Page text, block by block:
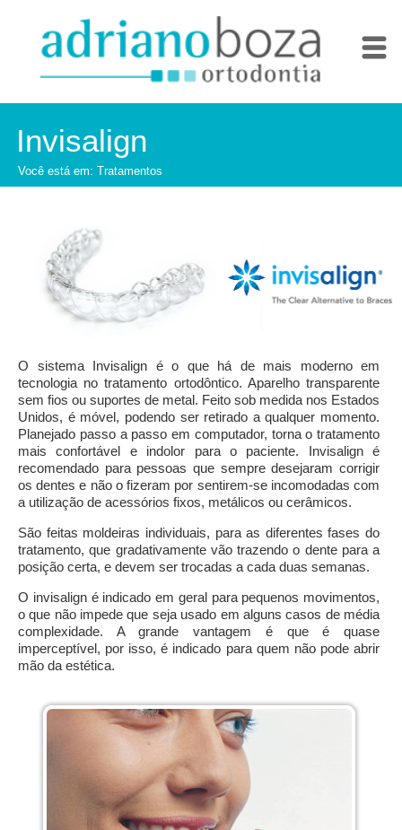
DR. ADRIANO
CASOS CLÍNICOS
DÚVIDAS FREQUENTES
Invisalign
Você está em: Tratamentos
O sistema Invisalign é o que há de mais moderno em
tecnologia no tratamento ortodôntico. Aparelho transparente
sem fios ou suportes de metal. Feito sob medida nos Estados
Unidos, é móvel, podendo ser retirado a qualquer momento.
Planejado passo a passo em computador, torna o tratamento
mais confortável e indolor para o paciente. Invisalign é
recomendado para pessoas que sempre desejaram corrigir
os dentes e não o fizeram por sentirem-se incomodadas com
a utilização de acessórios fixos, metálicos ou cerâmicos.
São feitas moldeiras individuais, para as diferentes fases do
tratamento, que gradativamente vão trazendo o dente para a
posição certa, e devem ser trocadas a cada duas semanas.
O invisalign é indicado em geral para pequenos movimentos,
o que não impede que seja usado em alguns casos de média
complexidade. A grande vantagem é que é quase
imperceptível, por isso, é indicado para quem não pode abrir
mão da estética.